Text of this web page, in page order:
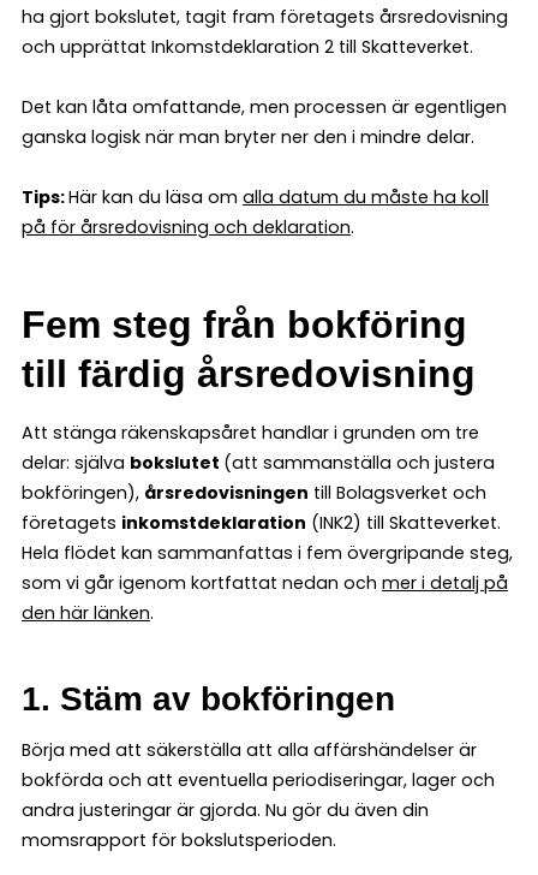
ha gjort bokslutet, tagit fram företagets årsredovisning
och upprättat Inkomstdeklaration 2 till Skatteverket.
Det kan låta omfattande, men processen är egentligen
ganska logisk när man bryter ner den i mindre delar.
Tips:Här kan du läsa om alla datum du måste ha koll
på för årsredovisning och deklaration.
Fem steg från bokföring
till färdig årsredovisning
Att stänga räkenskapsåret handlar i grunden om tre
delar: själva bokslutet (att sammanställa och justera
bokföringen), årsredovisningen till Bolagsverket och
företagets inkomstdeklaration (INK2) till Skatteverket.
Hela flödet kan sammanfattas i fem övergripande steg,
som vi går igenom kortfattat nedan och mer i detalj på
den här länken.
1. Stäm av bokföringen
Börja med att säkerställa att alla affärshändelser är
bokförda och att eventuella periodiseringar, lager och
andra justeringar är gjorda. Nu gör du även din
momsrapport för bokslutsperioden.